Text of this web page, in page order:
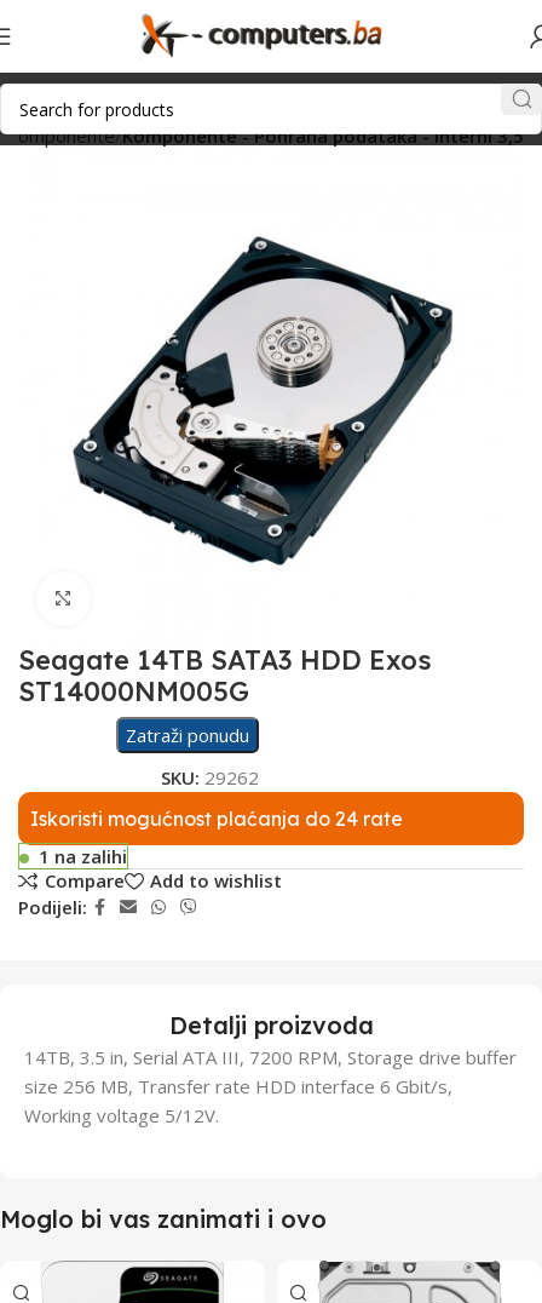
Komponente Komponente - Pohrana podataka - Interni 3,5
Seagate 14TB SATA3 HDD Exos
ST14000NM005G
Zatraži ponudu
SKU: 29262
Iskoristi mogućnost plaćanja do 24 rate
1 na zalihi
Compare
Add to wishlist
Podijeli:
Detalji proizvoda
14TB, 3.5 in, Serial ATA III, 7200 RPM, Storage drive buffer
size 256 MB, Transfer rate HDD interface 6 Gbit/s,
Working voltage 5/12V.
Moglo bi vas zanimati i ovo